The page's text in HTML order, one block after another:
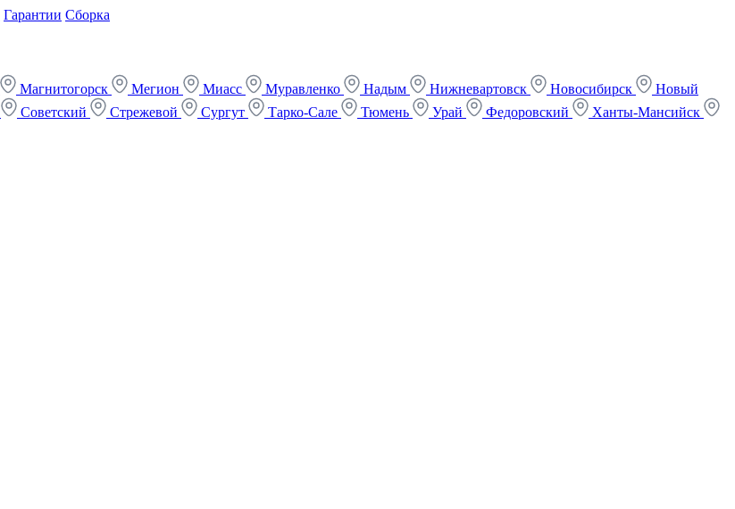
Гарантии Сборка
Магнитогорск Мегион Миасс Муравленко Надым Нижневартовск Новосибирск
Новый
Советский Стрежевой Сургут Тарко-Сале Тюмень Урай Федоровский
Ханты-Мансийск